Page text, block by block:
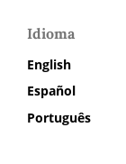
Idioma
English
Español
Português